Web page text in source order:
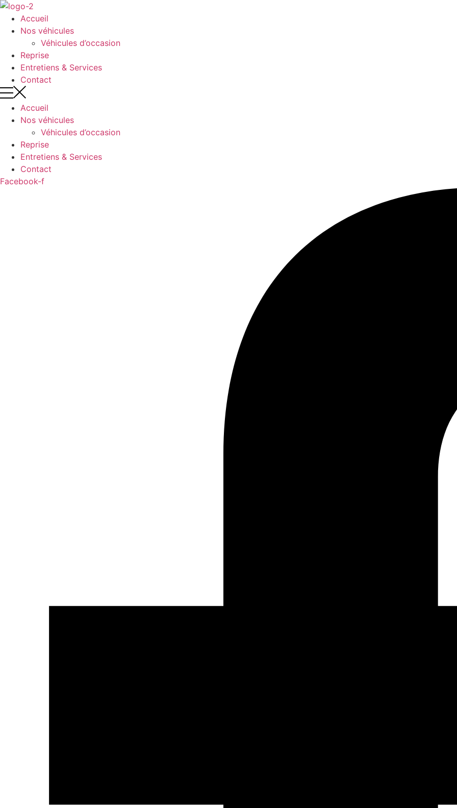
Aller
contenu
Accueil
Nos véhicules
Véhicules d’occasion
Reprise
Entretiens & Services
Contact
Accueil
Nos véhicules
Véhicules d’occasion
Reprise
Entretiens & Services
Contact
Facebook-f